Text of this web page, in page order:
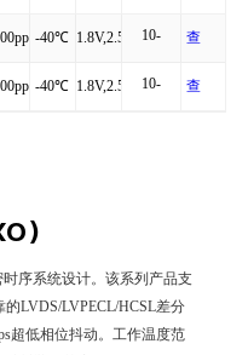
细
+125℃ 详
细
to
+125℃
20mA 看
详
-40℃
to
1.8V,2.5V,3.3V
10-
20mA
查
看
-40℃ 1.8V,2.5V,3.3V
10- 查
）
序系统设计。该系列产品支
LVDS/LVPECL/HCSL差分
超低相位抖动。工作温度范